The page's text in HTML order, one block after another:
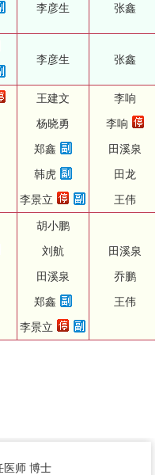
李彦生 张鑫
李彦生 张鑫
王建文
杨晓勇
郑鑫
韩虎
李景立
李响
李响
田溪泉
田龙
王伟
胡小鹏
刘航
田溪泉
郑鑫
李景立
田溪泉
乔鹏
王伟
医师 博士